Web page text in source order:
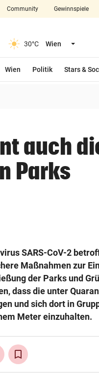
closeSchließen
arrow_right
Community Gewinnspiele
30°C Wien Menü
Wien Politik Stars &
auch
Parks
SARS-CoV-2
Maßnahmen zur
der Parks und
dass die unter
und sich dort in
Meter einzuhalten.